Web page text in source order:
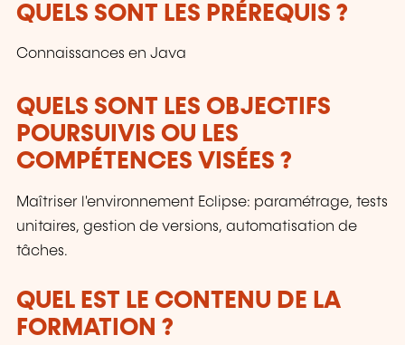
QUELS SONT LES PRÉREQUIS ?
Connaissances en Java
QUELS SONT LES OBJECTIFS
POURSUIVIS OU LES
COMPÉTENCES VISÉES ?
Maîtriser l'environnement Eclipse: paramétrage, tests
unitaires, gestion de versions, automatisation de
tâches.
QUEL EST LE CONTENU DE LA
FORMATION ?